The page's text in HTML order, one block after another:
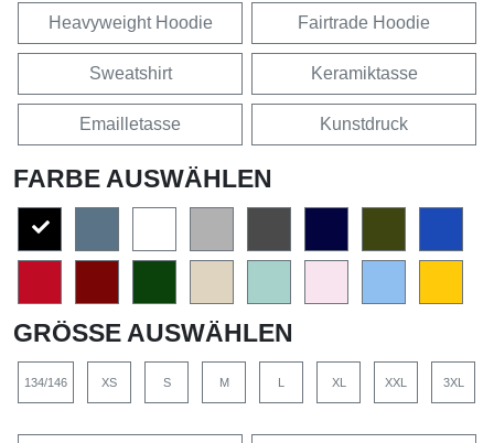
Heavyweight Hoodie Fairtrade Hoodie
Sweatshirt Keramiktasse
Emailletasse Kunstdruck
FARBE AUSWÄHLEN
GRÖSSE AUSWÄHLEN
134/146 XS S M L XL XXL 3XL